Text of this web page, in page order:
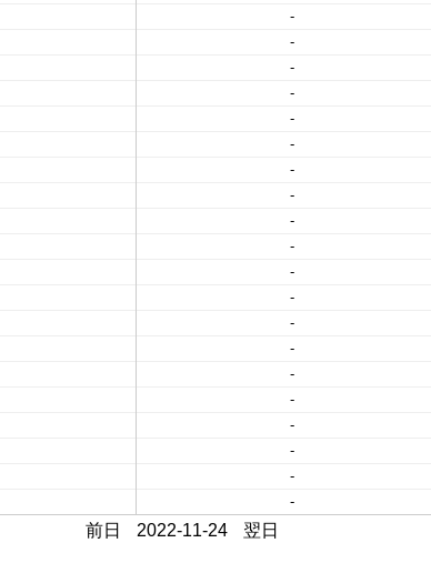
-
-
-
-
-
-
-
-
-
-
-
-
-
-
-
-
-
-
-
-
前日 2022-11-24 翌日